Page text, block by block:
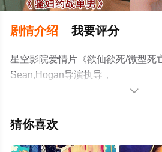
剧情介绍 我要评分
星空影院爱情片《欲仙欲死/微型死
Sean,Hogan导演执导，
整版电影大全就上星空电影网，更

猜你喜欢